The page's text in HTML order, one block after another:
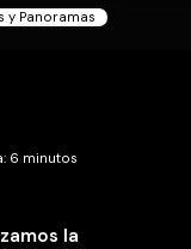
y Panoramas
6 minutos
la